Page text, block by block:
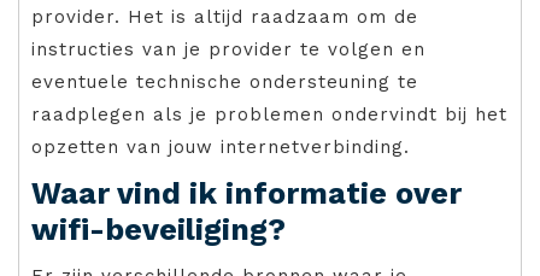
provider. Het is altijd raadzaam om de
instructies van je provider te volgen en
eventuele technische ondersteuning te
raadplegen als je problemen ondervindt bij het
opzetten van jouw internetverbinding.
Waar vind ik informatie over
wifi-beveiliging?